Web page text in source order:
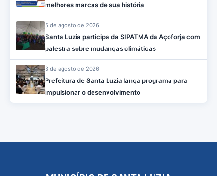
melhores marcas de sua história
5 de agosto de 2026
Santa Luzia participa da SIPATMA da Açoforja com
palestra sobre mudanças climáticas
3 de agosto de 2026
Prefeitura de Santa Luzia lança programa para
impulsionar o desenvolvimento